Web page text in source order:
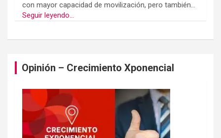
con mayor capacidad de movilización, pero también...
Seguir leyendo...
Opinión – Crecimiento Xponencial